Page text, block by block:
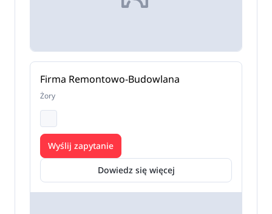
Firma Remontowo-Budowlana
Żory
Dowiedz się więcej
Wyślij zapytanie